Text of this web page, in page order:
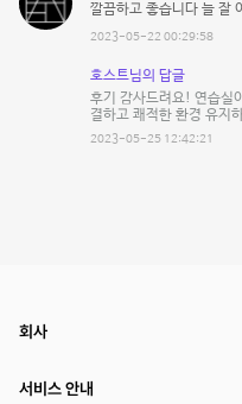
깔끔하고 좋습니다 늘 잘
2023-05-22 00:29:58
호스트님의 답글
후기 감사드려요! 연습실
결하고 쾌적한 환경 유지
2023-05-25 12:42:21
회사
서비스 안내